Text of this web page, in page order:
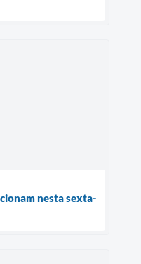
nesta sexta-